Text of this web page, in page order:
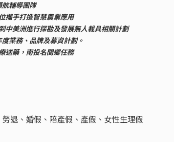
輔導團隊
攜手打造智慧農業應用
中美洲進行探勘及發展無人載具相關計劃
業務、品牌及募資計劃。
送藥，南投名間鄉任務
退、婚假、陪產假、產假、女性生理假